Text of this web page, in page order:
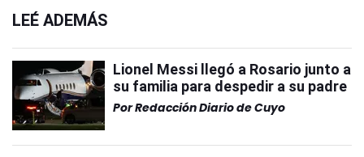
LEÉ ADEMÁS
Lionel Messi llegó a Rosario junto a
su familia para despedir a su padre
PorRedacción Diario de Cuyo